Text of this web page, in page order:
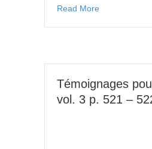
Read More
Témoignages
vol. 3 p. 521 –